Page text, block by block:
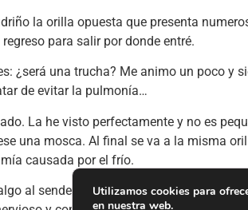
la orilla opuesta que presenta
para salir por donde entré.
¿será una trucha? Me animo un poco y
de evitar la pulmonía…
La he visto perfectamente y no es
una mosca. Al final se va a la misma
causada por el frío.
al sendero por el cual entré
Utilizamos cookies para
en nuestra web.